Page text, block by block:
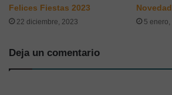
muestra vuestro interés por
Felices Fiestas 2023
22 diciembre, 2023 5 enero,
Deja un comentario